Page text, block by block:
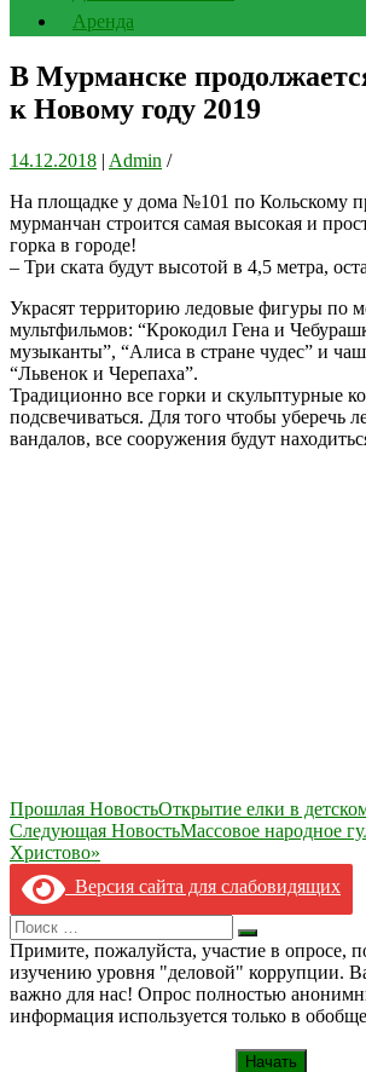
Аренда
В Мурманске
к Новому году 2019
14.12.2018 | Admin /
На площадке у дома №101 по Кольскому
мурманчан строится самая высокая и
горка в городе!
– Три ската будут высотой в 4,5 метра,
Украсят территорию ледовые фигуры по
мультфильмов: “Крокодил Гена и
музыканты”, “Алиса в стране чудес” и
“Львенок и Черепаха”.
Традиционно все горки и скульптурные
подсвечиваться. Для того чтобы уберечь
вандалов, все сооружения будут
Навигация
по
записям
Прошлая НовостьОткрытие елки в
Следующая НовостьМассовое народное
Христово»
Версия сайта для слабовидящих
Search
for:
Искать
Примите, пожалуйста, участие в опросе,
изучению уровня "деловой" коррупции.
важно для нас! Опрос полностью
информация используется только в
Начать